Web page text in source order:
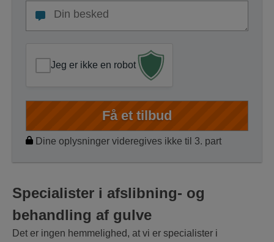
Jeg er ikke en robot
Dine oplysninger videregives ikke til 3. part
Specialister i afslibning- og
behandling af gulve
Det er ingen hemmelighed, at vi er specialister i